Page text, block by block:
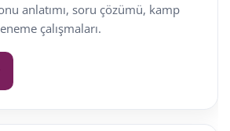
anlatımı, soru çözümü, kamp
çalışmaları.